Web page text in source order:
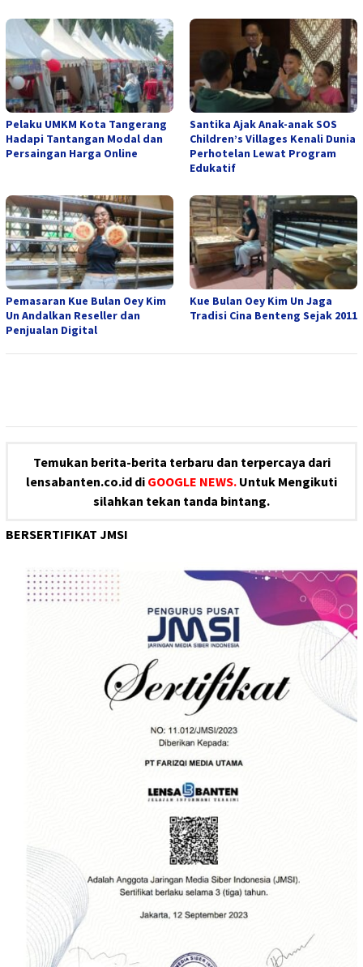
Pelaku UMKM Kota Tangerang
Hadapi Tantangan Modal dan
Persaingan Harga Online
Santika Ajak Anak-anak SOS
Children’s Villages Kenali Dunia
Perhotelan Lewat Program
Edukatif
Pemasaran Kue Bulan Oey Kim
Un Andalkan Reseller dan
Penjualan Digital
Kue Bulan Oey Kim Un Jaga
Tradisi Cina Benteng Sejak 2011
Temukan berita-berita terbaru dan terpercaya dari
lensabanten.co.id di GOOGLE NEWS. Untuk Mengikuti
silahkan tekan tanda bintang.
BERSERTIFIKAT JMSI